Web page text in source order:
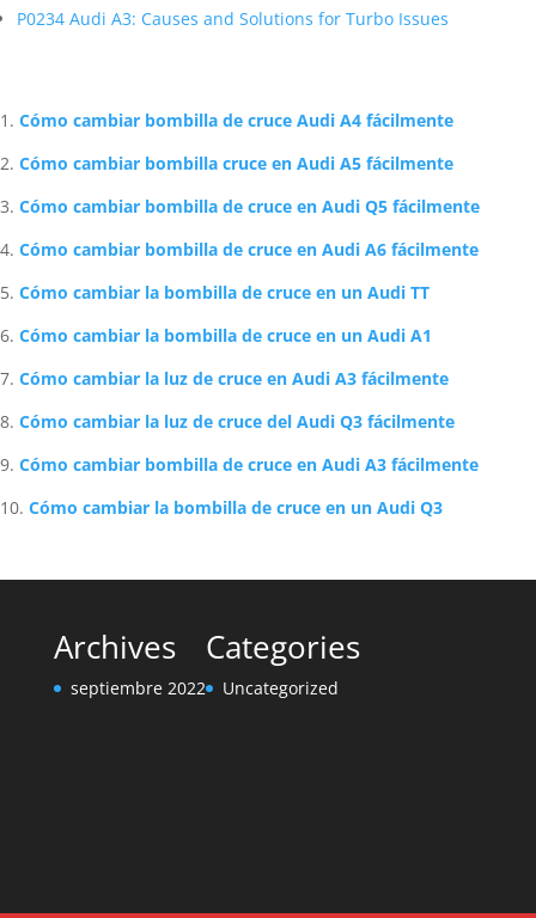
P0234 Audi A3: Causes and Solutions for Turbo Issues
Cómo cambiar bombilla de cruce Audi A4 fácilmente
Cómo cambiar bombilla cruce en Audi A5 fácilmente
Cómo cambiar bombilla de cruce en Audi Q5 fácilmente
Cómo cambiar bombilla de cruce en Audi A6 fácilmente
Cómo cambiar la bombilla de cruce en un Audi TT
Cómo cambiar la bombilla de cruce en un Audi A1
Cómo cambiar la luz de cruce en Audi A3 fácilmente
Cómo cambiar la luz de cruce del Audi Q3 fácilmente
Cómo cambiar bombilla de cruce en Audi A3 fácilmente
Cómo cambiar la bombilla de cruce en un Audi Q3
Archives
septiembre 2022
Categories
Uncategorized